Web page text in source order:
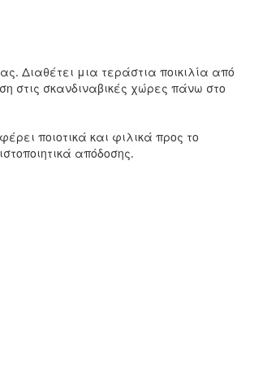
Διαθέτει μια τεράστια ποικιλία από
στις σκανδιναβικές χώρες πάνω στο
ποιοτικά και φιλικά προς το
απόδοσης.